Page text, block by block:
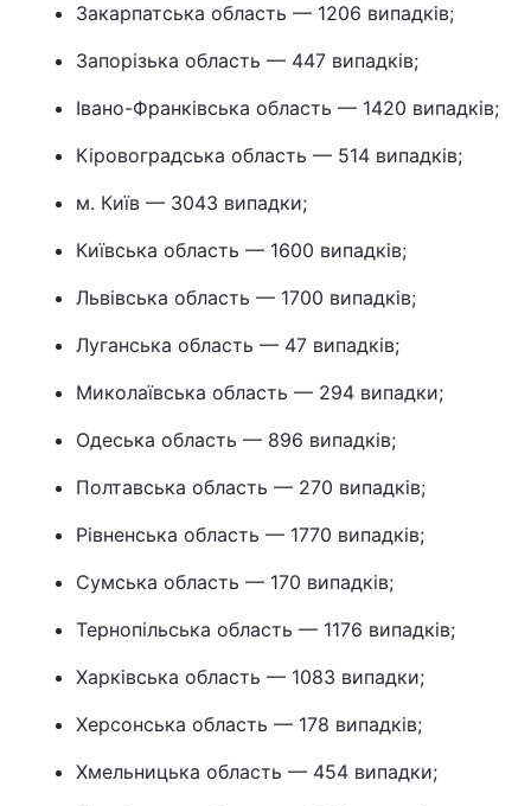
Закарпатська область — 1206 випадків;
Запорізька область — 447 випадків;
Івано-Франківська область — 1420 випадків;
Кіровоградська область — 514 випадків;
м. Київ — 3043 випадки;
Київська область — 1600 випадків;
Львівська область — 1700 випадків;
Луганська область — 47 випадків;
Миколаївська область — 294 випадки;
Одеська область — 896 випадків;
Полтавська область — 270 випадків;
Рівненська область — 1770 випадків;
Сумська область — 170 випадків;
Тернопільська область — 1176 випадків;
Харківська область — 1083 випадки;
Херсонська область — 178 випадків;
Хмельницька область — 454 випадки;